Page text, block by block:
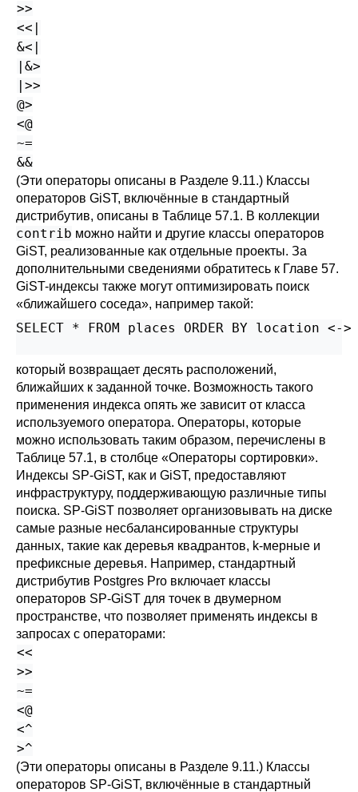
>>
<<|
&<|
|&>
|>>
@>
<@
~=
&&
(Эти операторы описаны в Разделе 9.11.) Классы
операторов GiST, включённые в стандартный
дистрибутив, описаны в Таблице 57.1. В коллекции
contrib можно найти и другие классы операторов
GiST, реализованные как отдельные проекты. За
дополнительными сведениями обратитесь к Главе 57.
GiST-индексы также могут оптимизировать поиск
«ближайшего соседа», например такой:
SELECT * FROM places ORDER BY location
который возвращает десять расположений,
ближайших к заданной точке. Возможность такого
применения индекса опять же зависит от класса
используемого оператора. Операторы, которые
можно использовать таким образом, перечислены в
Таблице 57.1, в столбце «Операторы сортировки».
Индексы SP-GiST, как и GiST, предоставляют
инфраструктуру, поддерживающую различные типы
поиска. SP-GiST позволяет организовывать на диске
самые разные несбалансированные структуры
данных, такие как деревья квадрантов, k-мерные и
префиксные деревья. Например, стандартный
дистрибутив Postgres Pro включает классы
операторов SP-GiST для точек в двумерном
пространстве, что позволяет применять индексы в
запросах с операторами:
<<
>>
~=
<@
<^
>^
(Эти операторы описаны в Разделе 9.11.) Классы
операторов SP-GiST, включённые в стандартный